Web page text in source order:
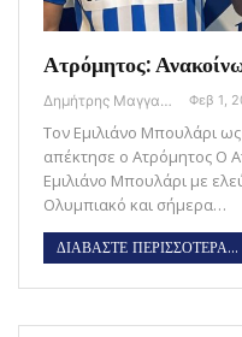
Ατρόμητος:
Δημήτρης Μαγγανάρης Φεβ 1,
Τον Εμιλιάνο Μπουλάρι
απέκτησε ο Ατρόμητος Ο
Εμιλιάνο Μπουλάρι με
Ολυμπιακό και σήμερα…
ΔΙΑΒΑΣΤΕ ΠΕΡΙΣΣΟΤΕΡΑ...